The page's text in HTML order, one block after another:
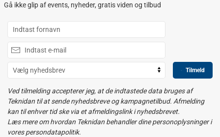
Gå ikke glip af events, nyheder, gratis viden og tilbud
Tilmeld
Ved tilmelding accepterer jeg, at de indtastede data bruges af
Teknidan til at sende nyhedsbreve og kampagnetilbud. Afmelding
kan til enhver tid ske via et afmeldingslink i nyhedsbrevet.
Læs mere om hvordan Teknidan behandler dine personoplysninger i
vores persondatapolitik.